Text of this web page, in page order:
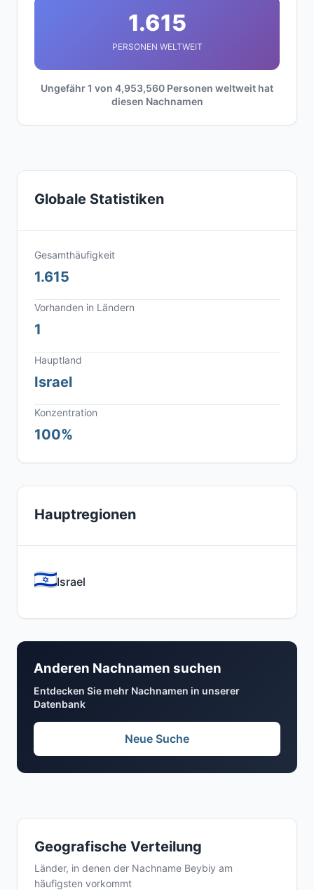
1.615
PERSONEN WELTWEIT
Ungefähr 1 von 4,953,560 Personen weltweit hat
diesen Nachnamen
Geografische Verteilung
Länder, in denen der Nachname Beybiy am
häufigsten vorkommt
Globale Statistiken
Gesamthäufigkeit
1.615
Vorhanden in Ländern
1
Hauptland
Israel
Konzentration
100%
Hauptregionen
Israel
Anderen Nachnamen suchen
Entdecken Sie mehr Nachnamen in unserer
Datenbank
Neue Suche